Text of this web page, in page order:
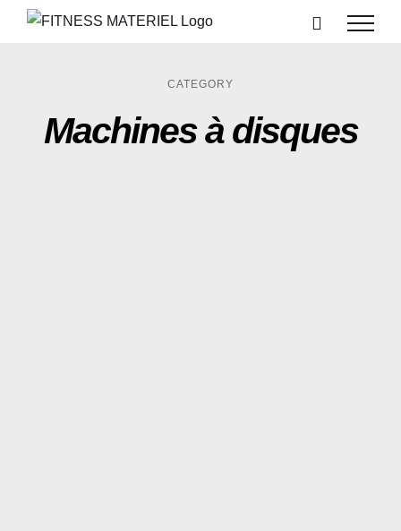
Passer
CATEGORY
Machines à disques